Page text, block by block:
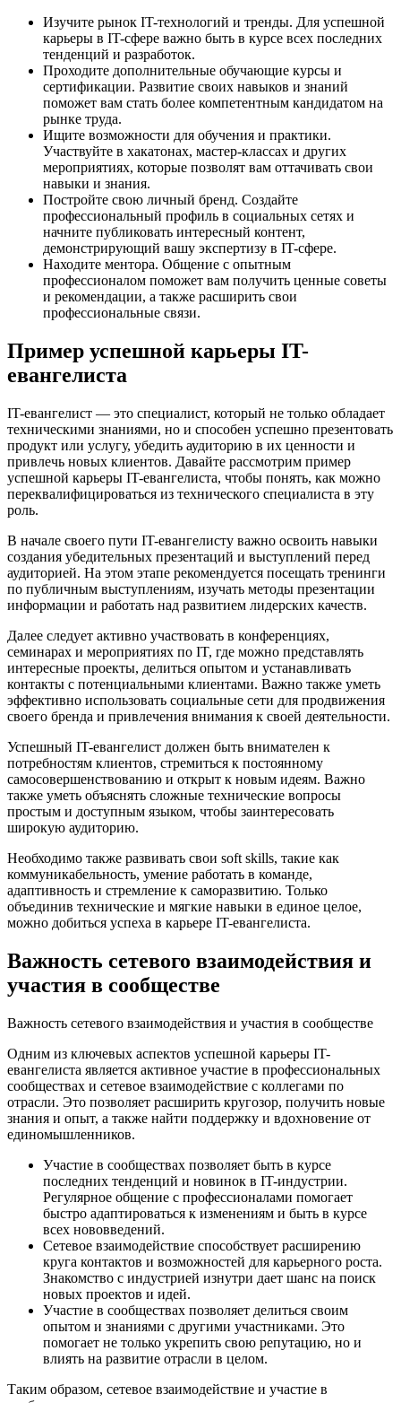
Изучите рынок IT-технологий и тренды. Для успешной
карьеры в IT-сфере важно быть в курсе всех последних
тенденций и разработок.
Проходите дополнительные обучающие курсы и
сертификации. Развитие своих навыков и знаний
поможет вам стать более компетентным кандидатом на
рынке труда.
Ищите возможности для обучения и практики.
Участвуйте в хакатонах, мастер-классах и других
мероприятиях, которые позволят вам оттачивать свои
навыки и знания.
Постройте свою личный бренд. Создайте
профессиональный профиль в социальных сетях и
начните публиковать интересный контент,
демонстрирующий вашу экспертизу в IT-сфере.
Находите ментора. Общение с опытным
профессионалом поможет вам получить ценные советы
и рекомендации, а также расширить свои
профессиональные связи.
Пример успешной карьеры IT-
евангелиста
IT-евангелист — это специалист, который не только обладает
техническими знаниями, но и способен успешно презентовать
продукт или услугу, убедить аудиторию в их ценности и
привлечь новых клиентов. Давайте рассмотрим пример
успешной карьеры IT-евангелиста, чтобы понять, как можно
переквалифицироваться из технического специалиста в эту
роль.
В начале своего пути IT-евангелисту важно освоить навыки
создания убедительных презентаций и выступлений перед
аудиторией. На этом этапе рекомендуется посещать тренинги
по публичным выступлениям, изучать методы презентации
информации и работать над развитием лидерских качеств.
Далее следует активно участвовать в конференциях,
семинарах и мероприятиях по IT, где можно представлять
интересные проекты, делиться опытом и устанавливать
контакты с потенциальными клиентами. Важно также уметь
эффективно использовать социальные сети для продвижения
своего бренда и привлечения внимания к своей деятельности.
Успешный IT-евангелист должен быть внимателен к
потребностям клиентов, стремиться к постоянному
самосовершенствованию и открыт к новым идеям. Важно
также уметь объяснять сложные технические вопросы
простым и доступным языком, чтобы заинтересовать
широкую аудиторию.
Необходимо также развивать свои soft skills, такие как
коммуникабельность, умение работать в команде,
адаптивность и стремление к саморазвитию. Только
объединив технические и мягкие навыки в единое целое,
можно добиться успеха в карьере IT-евангелиста.
Важность сетевого взаимодействия и
участия в сообществе
Важность сетевого взаимодействия и участия в сообществе
Одним из ключевых аспектов успешной карьеры IT-
евангелиста является активное участие в профессиональных
сообществах и сетевое взаимодействие с коллегами по
отрасли. Это позволяет расширить кругозор, получить новые
знания и опыт, а также найти поддержку и вдохновение от
единомышленников.
Участие в сообществах позволяет быть в курсе
последних тенденций и новинок в IT-индустрии.
Регулярное общение с профессионалами помогает
быстро адаптироваться к изменениям и быть в курсе
всех нововведений.
Сетевое взаимодействие способствует расширению
круга контактов и возможностей для карьерного роста.
Знакомство с индустрией изнутри дает шанс на поиск
новых проектов и идей.
Участие в сообществах позволяет делиться своим
опытом и знаниями с другими участниками. Это
помогает не только укрепить свою репутацию, но и
влиять на развитие отрасли в целом.
Таким образом, сетевое взаимодействие и участие в